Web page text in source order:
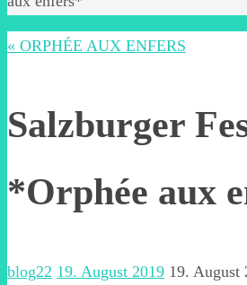
« ORPHÉE AUX ENFERS
Salzburger
*Orphée aux
blog22 19. August 2019 19. August